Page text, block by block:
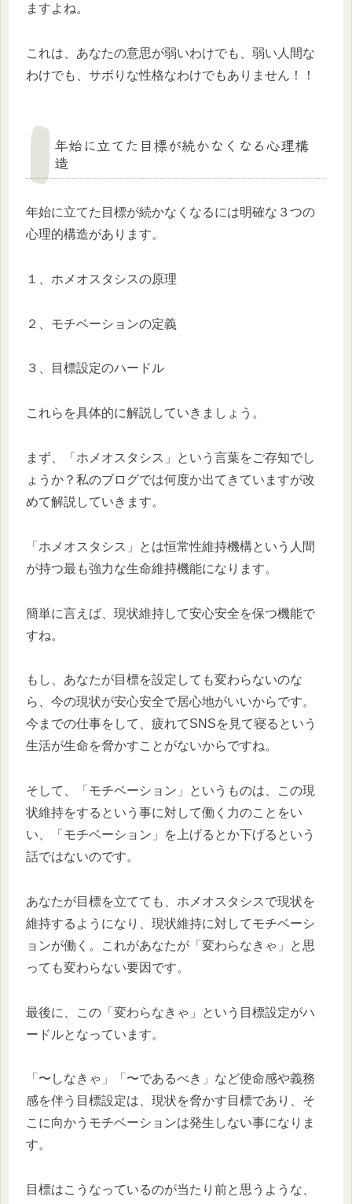
ますよね。
これは、あなたの意思が弱いわけでも、弱い人間な
わけでも、サボりな性格なわけでもありません！！
年始に立てた目標が続かなくなる心理構
造
年始に立てた目標が続かなくなるには明確な３つの
心理的構造があります。
１、ホメオスタシスの原理
２、モチベーションの定義
３、目標設定のハードル
これらを具体的に解説していきましょう。
まず、「ホメオスタシス」という言葉をご存知でし
ょうか？私のブログでは何度か出てきていますが改
めて解説していきます。
「ホメオスタシス」とは恒常性維持機構という人間
が持つ最も強力な生命維持機能になります。
簡単に言えば、現状維持して安心安全を保つ機能で
すね。
もし、あなたが目標を設定しても変わらないのな
ら、今の現状が安心安全で居心地がいいからです。
今までの仕事をして、疲れてSNSを見て寝るという
生活が生命を脅かすことがないからですね。
そして、「モチベーション」というものは、この現
状維持をするという事に対して働く力のことをい
い、「モチベーション」を上げるとか下げるという
話ではないのです。
あなたが目標を立てても、ホメオスタシスで現状を
維持するようになり、現状維持に対してモチベーシ
ョンが働く。これがあなたが「変わらなきゃ」と思
っても変わらない要因です。
最後に、この「変わらなきゃ」という目標設定がハ
ードルとなっています。
「〜しなきゃ」「〜であるべき」など使命感や義務
感を伴う目標設定は、現状を脅かす目標であり、そ
こに向かうモチベーションは発生しない事になりま
す。
目標はこうなっているのが当たり前と思うような、